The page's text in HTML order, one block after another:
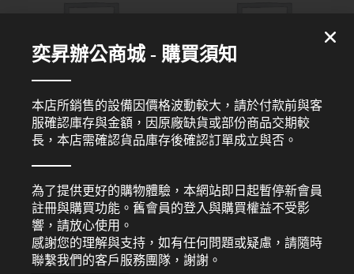
FUJI XEROX 感光鼓
CT351005
300
FUJI XEROX 感光鼓
CT351055
NT$345
服務項目
平面設計
機器販售
奕昇辦公商城 - 購買須知
本店所銷售的設備因價格波動較大，請於付款前與客
服確認庫存與金額，因原廠缺貨或部份商品交期較
長，本店需確認貨品庫存後確認訂單成立與否。
為了提供更好的購物體驗，本網站即日起暫停新會員
註冊與購買功能。舊會員的登入與購買權益不受影
響，請放心使用。
感謝您的理解與支持，如有任何問題或疑慮，請隨時
聯繫我們的客戶服務團隊，謝謝。